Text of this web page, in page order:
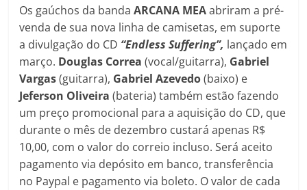
Os gaúchos da bandaARCANA MEAabriram a pré-
venda de sua nova linha de camisetas, em suporte
a divulgação do CD “Endless Suffering”, lançado em
março. Douglas Correa (vocal/guitarra), Gabriel
Vargas(guitarra), Gabriel Azevedo(baixo) e
Jeferson Oliveira (bateria) também estão fazendo
um preço promocional para a aquisição do CD, que
durante o mês de dezembro custará apenas R$
10,00, com o valor do correio incluso. Será aceito
pagamento via depósito em banco, transferência
no Paypal e pagamento via boleto. O valor de cada